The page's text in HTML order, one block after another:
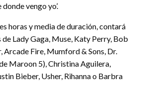
vengo yo’.
horas y media de duración, contará
Lady Gaga, Muse, Katy Perry, Bob
Arcade Fire, Mumford & Sons, Dr.
Maroon 5), Christina Aguilera,
Bieber, Usher, Rihanna o Barbra